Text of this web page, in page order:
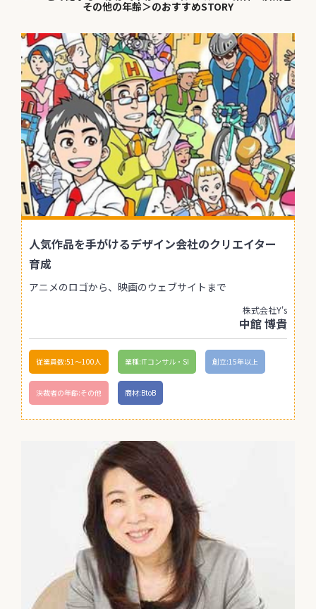
その他の年齢＞のおすすめSTORY
人気作品を手がけるデザイン会社のクリエイター
育成
アニメのロゴから、映画のウェブサイトまで
株式会社Y's
中館 博貴
従業員数:51〜100人 業種:ITコンサル・SI 創立:15年以上
決裁者の年齢:その他 商材:BtoB